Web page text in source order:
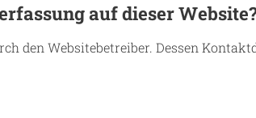
auf dieser
den Websitebetreiber. Dessen